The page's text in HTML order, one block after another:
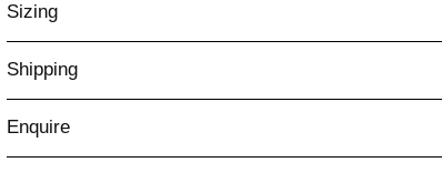
Sizing
Shipping
Enquire